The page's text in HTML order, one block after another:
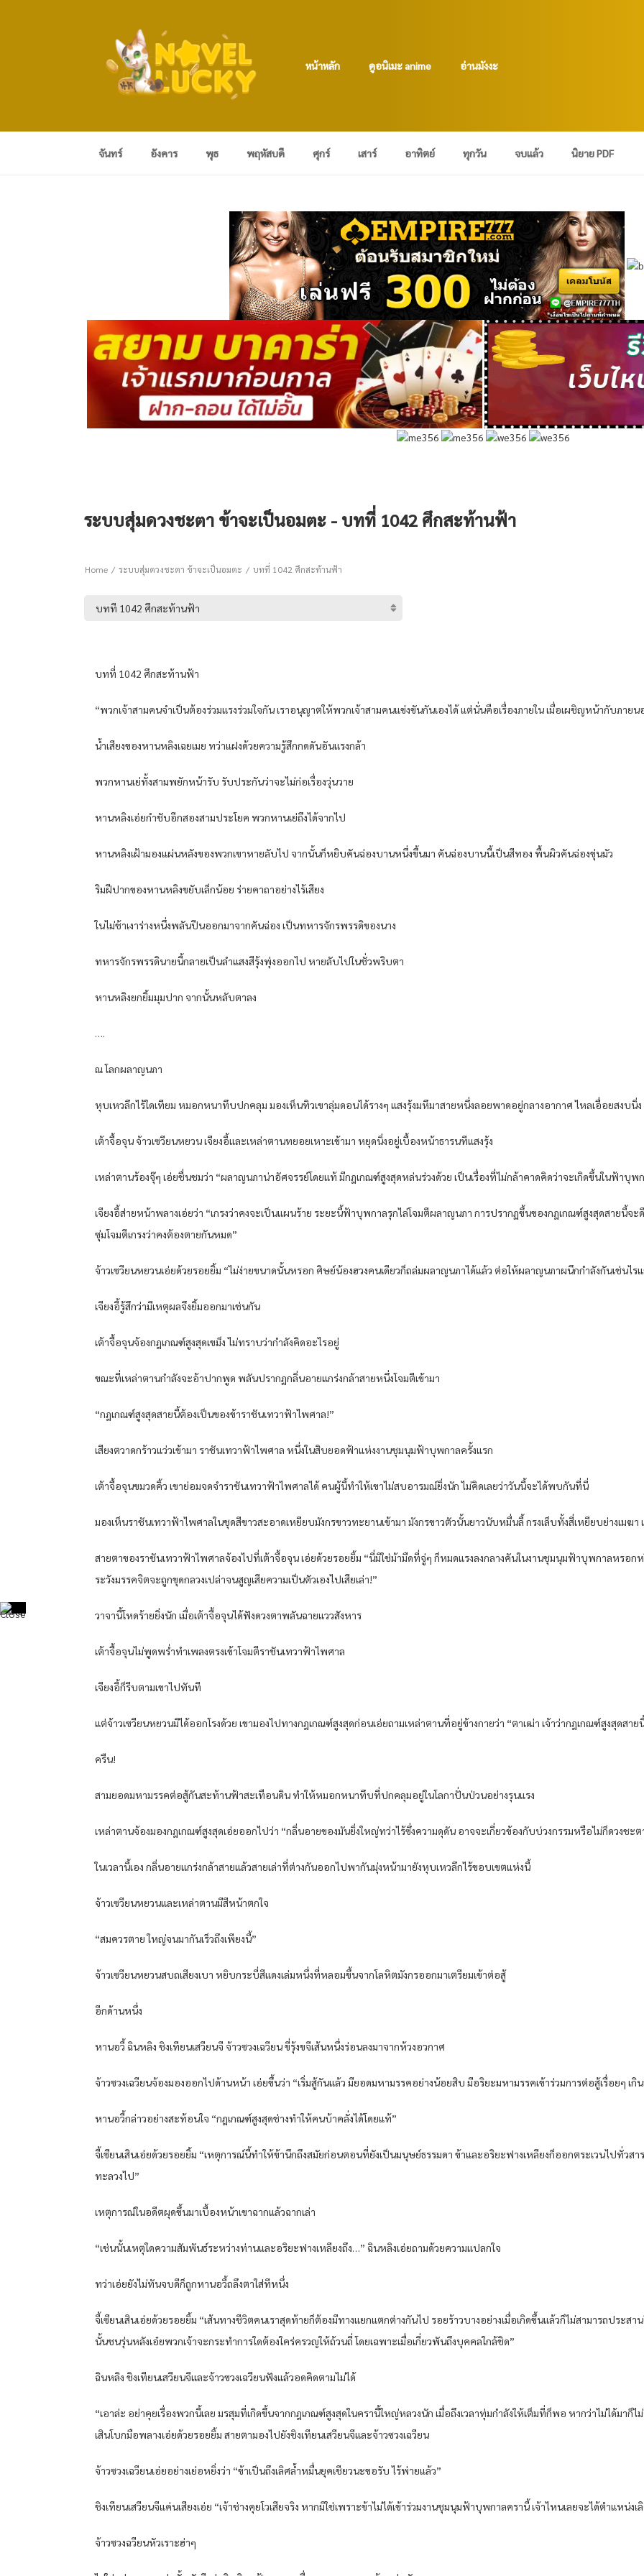
หน้าหลัก ดูอนิเมะ anime อ่านมังงะ
จันทร์ อังคาร พุธ พฤหัสบดี ศุกร์ เสาร์ อาทิตย์ ทุกวัน จบแล้ว นิยาย PDF
ระบบสุ่มดวงชะตา ข้าจะเป็นอมตะ - บทที่ 1042 ศึกสะท้านฟ้า
Home ระบบสุ่มดวงชะตา ข้าจะเป็นอมตะ บทที่ 1042 ศึกสะท้านฟ้า
บทที่ 1042 ศึกสะท้านฟ้า
“พวกเจ้าสามคนจำเป็นต้องร่วมแรงร่วมใจกัน เราอนุญาตให้พวกเจ้าสามคนแข่งขันกันเองได้ แต่นั่นคือเรื่องภายใน เมื่อเผชิญหน้ากับภาย
น้ำเสียงของหานหลิงเฉยเมย ทว่าแฝงด้วยความรู้สึกกดดันอันแรงกล้า
พวกหานเย่ทั้งสามพยักหน้ารับ รับประกันว่าจะไม่ก่อเรื่องวุ่นวาย
หานหลิงเอ่ยกำชับอีกสองสามประโยค พวกหานเย่ถึงได้จากไป
หานหลิงเฝ้ามองแผ่นหลังของพวกเขาหายลับไป จากนั้นก็หยิบคันฉ่องบานหนึ่งขึ้นมา คันฉ่องบานนี้เป็นสีทอง พื้นผิวคันฉ่องขุ่นมัว
ริมฝีปากของหานหลิงขยับเล็กน้อย ร่ายคาถาอย่างไร้เสียง
ในไม่ช้าเงาร่างหนึ่งพลันปีนออกมาจากคันฉ่อง เป็นทหารจักรพรรดิของนาง
ทหารจักรพรรดินายนี้กลายเป็นลำแสงสีรุ้งพุ่งออกไป หายลับไปในชั่วพริบตา
หานหลิงยกยิ้มมุมปาก จากนั้นหลับตาลง
….
ณ โลกผลาญนภา
หุบเหวลึกไร้ใดเทียม หมอกหนาทึบปกคลุม มองเห็นทิวเขาลุ่มดอนได้รางๆ แสงรุ้งมหึมาสายหนึ่งลอยพาดอยู่กลางอากาศ ไหลเอื่อยสงบนิ่
เต้าจื้อจุน จ้าวเซวียนหยวน เจียงอี้และเหล่าตานทยอยเหาะเข้ามา หยุดนิ่งอยู่เบื้องหน้าธารนทีแสงรุ้ง
เหล่าตานร้องจุ๊ๆ เอ่ยชื่นชมว่า “ผลาญนภาน่าอัศจรรย์โดยแท้ มีกฎเกณฑ์สูงสุดหล่นร่วงด้วย เป็นเรื่องที่ไม่กล้าคาดคิดว่าจะเกิดขึ้นในฟ้าบุพก
เจียงอี้ส่ายหน้าพลางเอ่ยว่า “เกรงว่าคงจะเป็นแผนร้าย ระยะนี้ฟ้าบุพกาลรุกไล่โจมตีผลาญนภา การปรากฏขึ้นของกฎเกณฑ์สูงสุดสายนี้
ซุ่มโจมตีเกรงว่าคงต้องตายกันหมด”
จ้าวเซวียนหยวนเอ่ยด้วยรอยยิ้ม “ไม่ง่ายขนาดนั้นหรอก ศิษย์น้องฮวงคนเดียวก็ถล่มผลาญนภาได้แล้ว ต่อให้ผลาญนภาผนึกกำลังกันเช่นไ
เจียงอี้รู้สึกว่ามีเหตุผลจึงยิ้มออกมาเช่นกัน
เต้าจื้อจุนจ้องกฎเกณฑ์สูงสุดเขม็ง ไม่ทราบว่ากำลังคิดอะไรอยู่
ขณะที่เหล่าตานกำลังจะอ้าปากพูด พลันปรากฏกลิ่นอายแกร่งกล้าสายหนึ่งโจมตีเข้ามา
“กฎเกณฑ์สูงสุดสายนี้ต้องเป็นของข้าราชันเทวาฟ้าไพศาล!”
เสียงตวาดกร้าวแว่วเข้ามา ราชันเทวาฟ้าไพศาล หนึ่งในสิบยอดฟ้าแห่งงานชุมนุมฟ้าบุพกาลครั้งแรก
เต้าจื้อจุนขมวดคิ้ว เขาย่อมจดจำราชันเทวาฟ้าไพศาลได้ คนผู้นี้ทำให้เขาไม่สบอารมณ์ยิ่งนัก ไม่คิดเลยว่าวันนี้จะได้พบกันที่นี่
มองเห็นราชันเทวาฟ้าไพศาลในชุดสีขาวสะอาดเหยียบมังกรขาวทะยานเข้ามา มังกรขาวตัวนั้นยาวนับหมื่นลี้ กรงเล็บทั้งสี่เหยียบย่างเม
สายตาของราชันเทวาฟ้าไพศาลจ้องไปที่เต้าจื้อจุน เอ่ยด้วยรอยยิ้ม “นี่มิใช่ม้ามืดที่จู่ๆ ก็หมดแรงลงกลางคันในงานชุมนุมฟ้าบุพกาลหรอ
ระวังมรรคจิตจะถูกขุดกลวงเปล่าจนสูญเสียความเป็นตัวเองไปเสียเล่า!”
วาจานี้โหดร้ายยิ่งนัก เมื่อเต้าจื้อจุนได้ฟังดวงตาพลันฉายแววสังหาร
เต้าจื้อจุนไม่พูดพร่ำทำเพลงตรงเข้าโจมตีราชันเทวาฟ้าไพศาล
เจียงอี้ก็รีบตามเขาไปทันที
แต่จ้าวเซวียนหยวนมิได้ออกโรงด้วย เขามองไปทางกฎเกณฑ์สูงสุดก่อนเอ่ยถามเหล่าตานที่อยู่ข้างกายว่า “ตาเฒ่า เจ้าว่ากฎเกณฑ์สูงสุดสา
ครืน!
สามยอดมหามรรคต่อสู้กันสะท้านฟ้าสะเทือนดิน ทำให้หมอกหนาทึบที่ปกคลุมอยู่ในโลกาปั่นป่วนอย่างรุนแรง
เหล่าตานจ้องมองกฎเกณฑ์สูงสุดเอ่ยออกไปว่า “กลิ่นอายของมันยิ่งใหญ่ทว่าไร้ซึ่งความดุดัน อาจจะเกี่ยวข้องกับบ่วงกรรมหรือไม่ก็ดวงชะต
ในเวลานี้เอง กลิ่นอายแกร่งกล้าสายแล้วสายเล่าที่ต่างกันออกไปพากันมุ่งหน้ามายังหุบเหวลึกไร้ขอบเขตแห่งนี้
จ้าวเซวียนหยวนและเหล่าตานมีสีหน้าตกใจ
“สมควรตาย ใหญ่จนมากันเร็วถึงเพียงนี้”
จ้าวเซวียนหยวนสบถเสียงเบา หยิบกระบี่สีแดงเล่มหนึ่งที่หลอมขึ้นจากโลหิตมังกรออกมาเตรียมเข้าต่อสู้
อีกด้านหนึ่ง
หานอวี้ ฉินหลิง ชิงเทียนเสวียนจี จ้าวซวงเฉวียน ขี่รุ้งขจีเส้นหนึ่งร่อนลงมาจากห้วงอวกาศ
จ้าวซวงเฉวียนจ้องมองออกไปด้านหน้า เอ่ยขึ้นว่า “เริ่มสู้กันแล้ว มียอดมหามรรคอย่างน้อยสิบ มีอริยะมหามรรคเข้าร่วมการต่อสู้เรื่อยๆ เกิ
หานอวี้กล่าวอย่างสะท้อนใจ “กฎเกณฑ์สูงสุดช่างทำให้คนบ้าคลั่งได้โดยแท้”
จี้เซียนเสินเอ่ยด้วยรอยยิ้ม “เหตุการณ์นี้ทำให้ข้านึกถึงสมัยก่อนตอนที่ยังเป็นมนุษย์ธรรมดา ข้าและอริยะฟางเหลียงก็ออกตระเวนไปทั่วส
ทะลวงไป”
เหตุการณ์ในอดีตผุดขึ้นมาเบื้องหน้าเขาฉากแล้วฉากเล่า
“เช่นนั้นเหตุใดความสัมพันธ์ระหว่างท่านและอริยะฟางเหลียงถึง…” ฉินหลิงเอ่ยถามด้วยความแปลกใจ
ทว่าเอ่ยยังไม่ทันจบดีก็ถูกหานอวี้ถลึงตาใส่ทีหนึ่ง
จี้เซียนเสินเอ่ยด้วยรอยยิ้ม “เส้นทางชีวิตคนเราสุดท้ายก็ต้องมีทางแยกแตกต่างกันไป รอยร้าวบางอย่างเมื่อเกิดขึ้นแล้วก็ไม่สามารถประส
นั้นชนรุ่นหลังเอ๋ยพวกเจ้าจะกระทำการใดต้องใคร่ครวญให้ถ้วนถี่ โดยเฉพาะเมื่อเกี่ยวพันถึงบุคคลใกล้ชิด”
ฉินหลิง ชิงเทียนเสวียนจีและจ้าวซวงเฉวียนฟังแล้วอดคิดตามไม่ได้
“เอาล่ะ อย่าคุยเรื่องพวกนี้เลย มรสุมที่เกิดขึ้นจากกฎเกณฑ์สูงสุดในครานี้ใหญ่หลวงนัก เมื่อถึงเวลาทุ่มกำลังให้เต็มที่ก็พอ หากว่าไม่ได้มาก็ไ
เสินโบกมือพลางเอ่ยด้วยรอยยิ้ม สายตามองไปยังชิงเทียนเสวียนจีและจ้าวซวงเฉวียน
จ้าวซวงเฉวียนเอ่ยอย่างเย่อหยิ่งว่า “ข้าเป็นถึงเลิศล้ำหมื่นยุคเชียวนะขอรับ ไร้พ่ายแล้ว”
ชิงเทียนเสวียนจีแค่นเสียงเอ่ย “เจ้าช่างคุยโวเสียจริง หากมิใช่เพราะข้าไม่ได้เข้าร่วมงานชุมนุมฟ้าบุพกาลครานี้ เจ้าไหนเลยจะได้ตำแหน่ง
จ้าวซวงฉวียนหัวเราะฮ่าๆ